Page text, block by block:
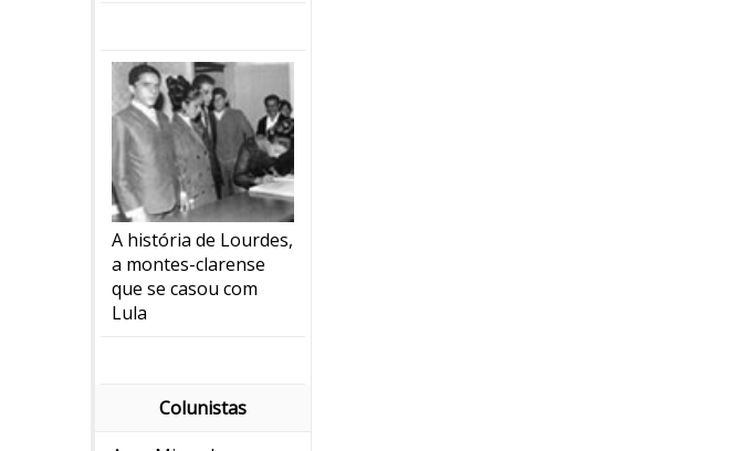
A história de Lourdes,
a montes-clarense
que se casou com
Lula
Colunistas